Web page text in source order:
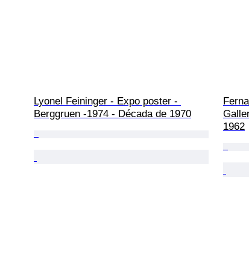
Lyonel Feininger - Expo poster -
Berggruen -1974 - Década de 1970
1962